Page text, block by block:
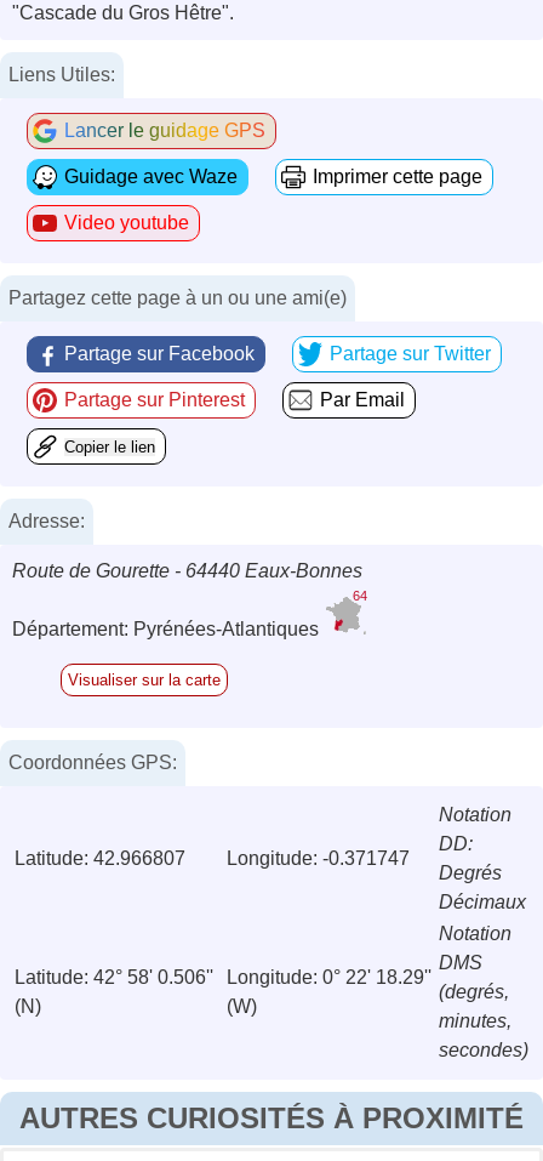
"Cascade du Gros Hêtre".
Liens Utiles:
Lancer le guidage GPS
Guidage avec Waze Imprimer cette page
Video youtube
Partagez cette page à un ou une ami(e)
Partage sur Facebook Partage sur Twitter
Partage sur Pinterest Par Email
Copier le lien
Adresse:
Route de Gourette - 64440 Eaux-Bonnes
Département: Pyrénées-Atlantiques
64
Visualiser sur la carte
Coordonnées GPS:
Latitude: 42.966807 Longitude: -0.371747
Notation
DD:
Degrés
Décimaux
Latitude: 42° 58' 0.506''
(N)
Longitude: 0° 22' 18.29''
(W)
Notation
DMS
(degrés,
minutes,
secondes)
AUTRES CURIOSITÉS À PROXIMITÉ